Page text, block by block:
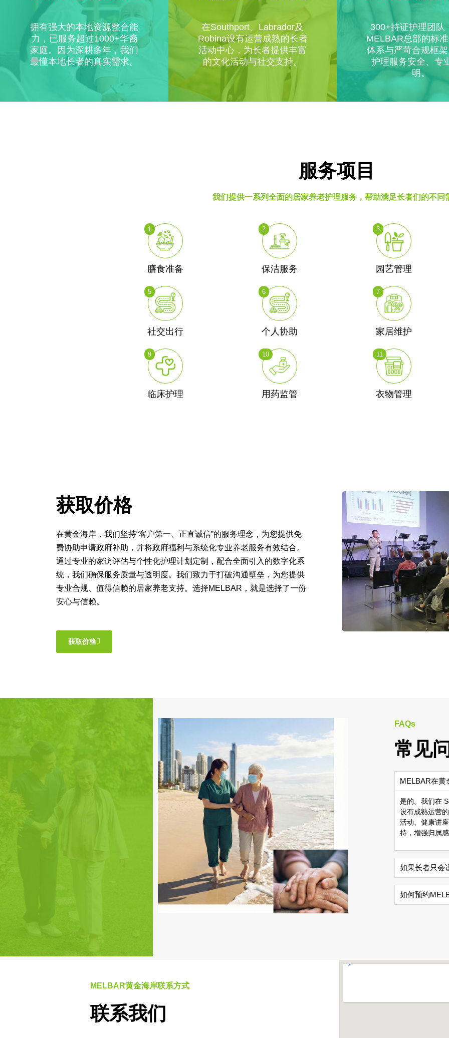
拥有强大的本地资源整合能
力，已服务超过1000+华裔
家庭。因为深耕多年，我们
最懂本地长者的真实需求。
在Southport、Labrador及
Robina设有运营成熟的长者
活动中心，为长者提供丰富
的文化活动与社交支持。
300+持证护理团队
MELBAR总部的标
体系与严苛合规框
护理服务安全、专
明。
服务项目
我们提供一系列全面的居家养老护理服务，帮助满足长者们的不同
膳食准备
1
保洁服务
2
园艺管理
3
社交出行
5
个人协助
6
家居维护
7
临床护理
9
用药监管
10
衣物管理
11
获取价格
在黄金海岸，我们坚持“客户第一、正直诚信”的服务理念，为您提供免
费协助申请政府补助，并将政府福利与系统化专业养老服务有效结合。
通过专业的家访评估与个性化护理计划定制，配合全面引入的数字化系
统，我们确保服务质量与透明度。我们致力于打破沟通壁垒，为您提供
专业合规、值得信赖的居家养老支持。选择MELBAR，就是选择了一份
安心与信赖。
获取价格
FAQs
常见
MELBAR在黄
是的。我们在
设有成熟运营
活动、健康讲
持，增强归属
如果长者只会
如何预约
MELBAR黄金海岸联系方式
联系我们